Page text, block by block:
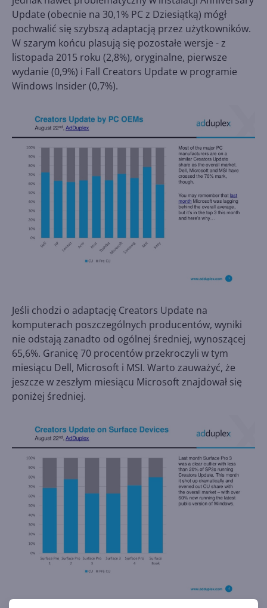
Update (obecnie na 30,1% PC z Dziesiątką) mógł
pochwalić się szybszą adaptacją przez użytkowników.
W szarym końcu plasują się pozostałe wersje - z
listopada 2015 roku (2,8%), oryginalne, pierwsze
wydanie (0,9%) i Fall Creators Update w programie
Windows Insider (0,7%).
Jeśli chodzi o adaptację Creators Update na
komputerach poszczególnych producentów, wyniki
nie odstają zanadto od ogólnej średniej, wynoszącej
65,6%. Granicę 70 procentów przekroczyli w tym
miesiącu Dell, Microsoft i MSI. Warto zauważyć, że
jeszcze w zeszłym miesiącu Microsoft znajdował się
poniżej średniej.